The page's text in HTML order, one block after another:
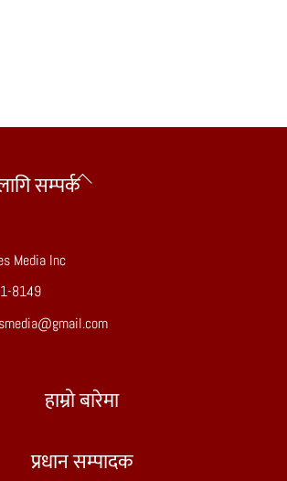
Back
सम्पर्क
Media Inc
8149
हाम्रो बारेमा
प्रधान सम्पादक